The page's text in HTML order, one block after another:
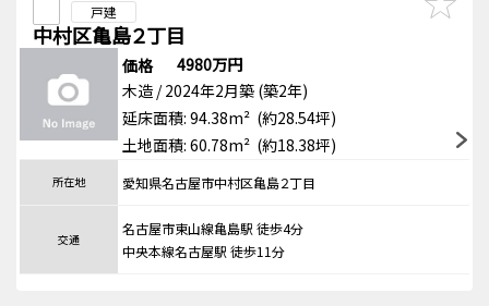
戸建
中村区亀島２丁目
価格
4980万円
木造 / 2024年2月築 (築2年)
延床面積: 94.38m² (約28.54坪)
土地面積: 60.78m² (約18.38坪)
所在地 愛知県名古屋市中村区亀島２丁目
交通
名古屋市東山線亀島駅 徒歩4分
中央本線名古屋駅 徒歩11分